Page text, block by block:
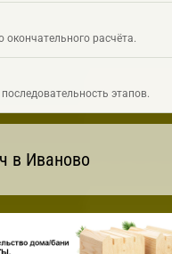
расчёта.
этапов.
в Иваново